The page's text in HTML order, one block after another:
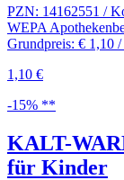
PZN: 14162551 /
WEPA
Grundpreis: € 1,10 /
1,10 €
-15% **
KALT-
für Kinder